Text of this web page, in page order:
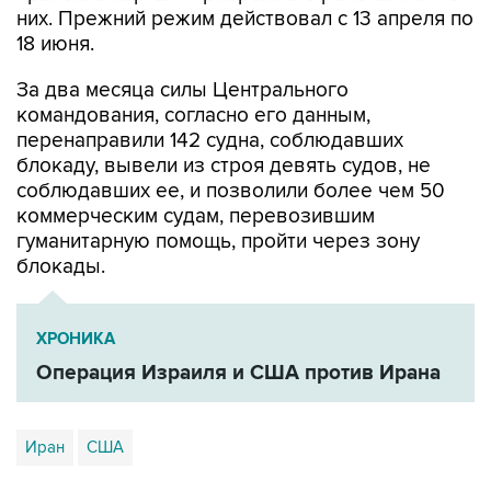
За два месяца силы Центрального
перенаправили 142 судна, соблюдавших
блокаду, вывели из строя девять судов, не
соблюдавших ее, и позволили более чем 50
коммерческим судам, перевозившим
гуманитарную помощь, пройти через зону
блокады.
ХРОНИКА
Операция Израиля и США против Ирана
Иран США